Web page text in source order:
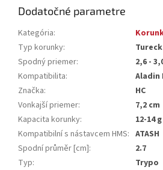
Dodatočné parametre
Kategória:
Typ korunky:
Spodný priemer:
2,6 -
Kompatibilita:
Aladin
Značka:
HC
Vonkajší priemer:
7,2 cm
Kapacita korunky:
12-14 g
Kompatibilní s nástavcem HMS: ATASH
Spodní průměr [cm]:
2.7
Typ:
Trypo